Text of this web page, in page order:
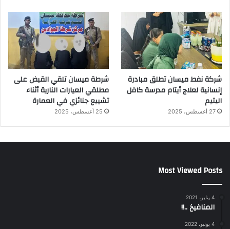
شركة نفط ميسان تطلق مبادرة
إنسانية لعلاج أيتام مدرسة كافل
اليتيم
27 أغسطس، 2025
شرطة ميسان تلقي القبض على
مطلقي العيارات النارية أثناء
تشييع جنائزي في العمارة
25 أغسطس، 2025
Most Viewed Posts
4 يناير، 2021
المنافيخ ..!!
4 يونيو، 2022